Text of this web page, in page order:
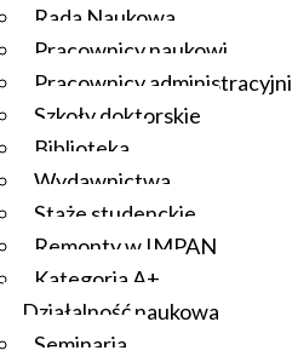
Rada Naukowa
Pracownicy naukowi
Pracownicy administracyjni
Szkoły doktorskie
Biblioteka
Wydawnictwa
Staże studenckie
Remonty w IMPAN
Kategoria A+
Działalność naukowa
Seminaria